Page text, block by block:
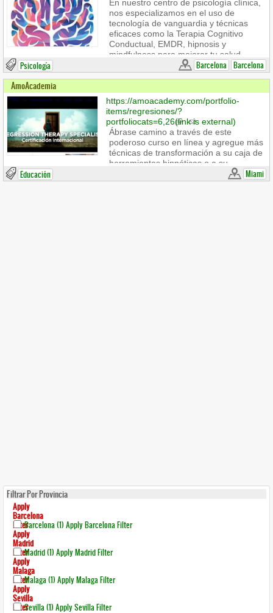
En nuestro centro de psicología clínica,
nos especializamos en el uso de
tecnología de vanguardia y técnicas
eficaces como la Terapia Cognitivo
Conductual, EMDR, hipnosis y
mindfulness para mejorar tu salud
mental, bienestar emocional y
capacidades cognitivas. Nuestro equipo
dedicado a proporcionarte
herramientas adaptativas para
gestionar tus pensamientos,
restablecer el equilibrio emocional y
promover un estado cerebral saludable.
Nos destacamos en áreas como
Psicología Clínica, Hipnosis, EMDR,
Neuropsicología, Neurociencia y
Mindfulness.
Barcelona Barcelona
Psicología
AmoAcademia
https://amoacademy.com/portfolio-
items/regresiones/?
portfoliocats=6,26(link is external)
Ábrase camino a través de este
poderoso curso en línea y agregue más
técnicas de transformación a su caja de
herramientas hipnóticas o a su
profesión ya existente | Whatsapp – +1
954 368-0108
Miami
Educación
Filtrar Por Provincia
Apply
Barcelona
FilterBarcelona (1) Apply Barcelona Filter
Apply
Madrid
FilterMadrid (1) Apply Madrid Filter
Apply
Malaga
FilterMalaga (1) Apply Malaga Filter
Apply
Sevilla
FilterSevilla (1) Apply Sevilla Filter